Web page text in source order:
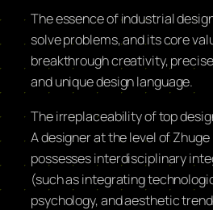
The essence of industrial
solve problems, and its core
breakthrough creativity,
and unique design language.
The irreplaceability of top
A designer at the level of
possesses interdisciplinary
(such as integrating
psychology, and aesthetic